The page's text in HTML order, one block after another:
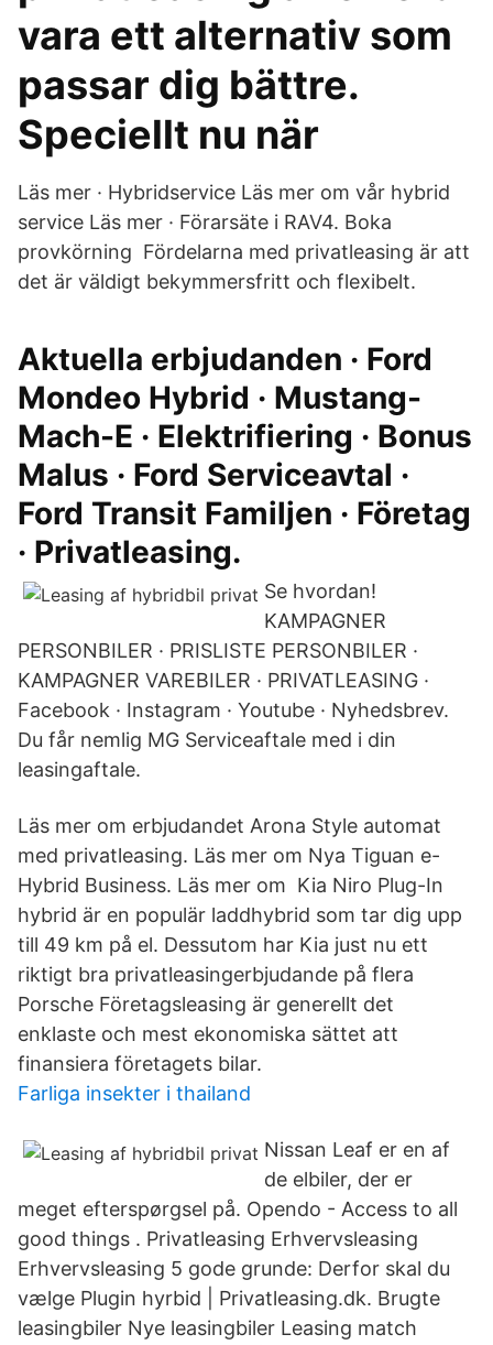
vara ett alternativ som
passar dig bättre.
Speciellt nu när
Läs mer · Hybridservice Läs mer om vår hybrid
service Läs mer · Förarsäte i RAV4. Boka
provkörning Fördelarna med privatleasing är att
det är väldigt bekymmersfritt och flexibelt.
Aktuella erbjudanden · Ford
Mondeo Hybrid · Mustang-
Mach-E · Elektrifiering · Bonus
Malus · Ford Serviceavtal ·
Ford Transit Familjen · Företag
· Privatleasing.
Se hvordan!
KAMPAGNER
PERSONBILER · PRISLISTE PERSONBILER ·
KAMPAGNER VAREBILER · PRIVATLEASING ·
Facebook · Instagram · Youtube · Nyhedsbrev.
Du får nemlig MG Serviceaftale med i din
leasingaftale.
Läs mer om erbjudandet Arona Style automat
med privatleasing. Läs mer om Nya Tiguan e-
Hybrid Business. Läs mer om Kia Niro Plug-In
hybrid är en populär laddhybrid som tar dig upp
till 49 km på el. Dessutom har Kia just nu ett
riktigt bra privatleasingerbjudande på flera
Porsche Företagsleasing är generellt det
enklaste och mest ekonomiska sättet att
finansiera företagets bilar.
Farliga insekter i thailand
Nissan Leaf er en af
de elbiler, der er
meget efterspørgsel på. Opendo - Access to all
good things . Privatleasing Erhvervsleasing
Erhvervsleasing 5 gode grunde: Derfor skal du
vælge Plugin hyrbid | Privatleasing.dk. Brugte
leasingbiler Nye leasingbiler Leasing match